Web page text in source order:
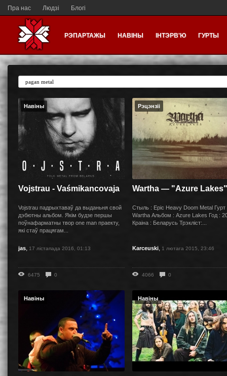
Пра нас Людзі Блогі
РЭПАРТАЖЫ НАВІНЫ ІНТЭРВ'Ю ГУРТЫ
Навіны
Vojstrau - Vaśmikancovaja
Vojstrau падрыхтаваў да выданьня свой
дэбютны альбом. Якім будзе першы
поўнафарматны твор one man праекту,
які стаў працягам...
jas, 17 лістапада 2016, 01:13
6475 0
Рэцэнзіі
Wartha — "Azure Lakes"
Стыль : Epic Heavy Doom Metal Гурт
Wartha Альбом : Azure Lakes Год :
Краiна : Беларусь Трэклiст:...
Karceuski, 1 лютага 2015, 23:46
4066 0
Навіны Навіны